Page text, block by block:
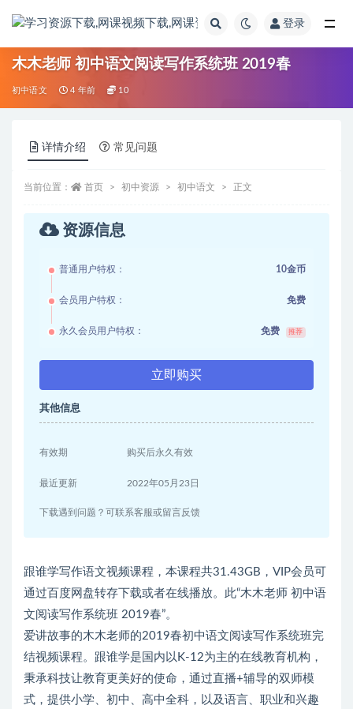
登录
木木老师 初中语文阅读写作系统班 2019春
初中语文 4 年前 10
详情介绍 常见问题
当前位置： 首页 初中资源 初中语文 正文
资源信息
普通用户特权： 10金币
会员用户特权： 免费
永久会员用户特权： 免费 推荐
立即购买
其他信息
有效期 购买后永久有效
最近更新 2022年05月23日
下载遇到问题？可联系客服或留言反馈
跟谁学写作语文视频课程，本课程共31.43GB，VIP会员可
通过百度网盘转存下载或者在线播放。此“木木老师 初中语
文阅读写作系统班 2019春”。
爱讲故事的木木老师的2019春初中语文阅读写作系统班完
结视频课程。跟谁学是国内以K-12为主的在线教育机构，
秉承科技让教育更美好的使命，通过直播+辅导的双师模
式，提供小学、初中、高中全科，以及语言、职业和兴趣